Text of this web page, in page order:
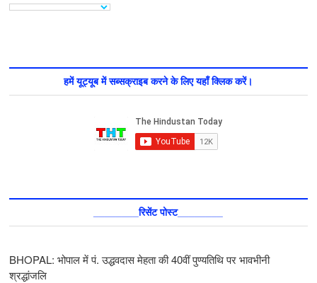
हमें यूट्यूब में सब्सक्राइब करने के लिए यहाँ क्लिक करें।
________रिसेंट पोस्ट________
BHOPAL: भोपाल में पं. उद्धवदास मेहता की 40वीं पुण्यतिथि पर भावभीनी
श्रद्धांजलि